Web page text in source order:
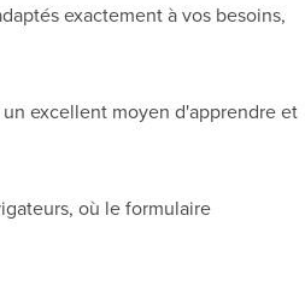
exactement à vos besoins,
excellent moyen d'apprendre et
où le formulaire